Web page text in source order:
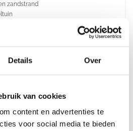
Details Over
van cookies
content en advertenties te
voor social media te bieden
zandstrand
Raalte
Overijssel